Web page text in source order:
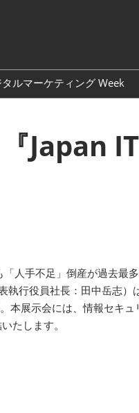
ルマーケティング Week
Japan
人手不足」倒産が過去最
執行役員社長：田中岳志
本展示会には、情報セキ
たします。